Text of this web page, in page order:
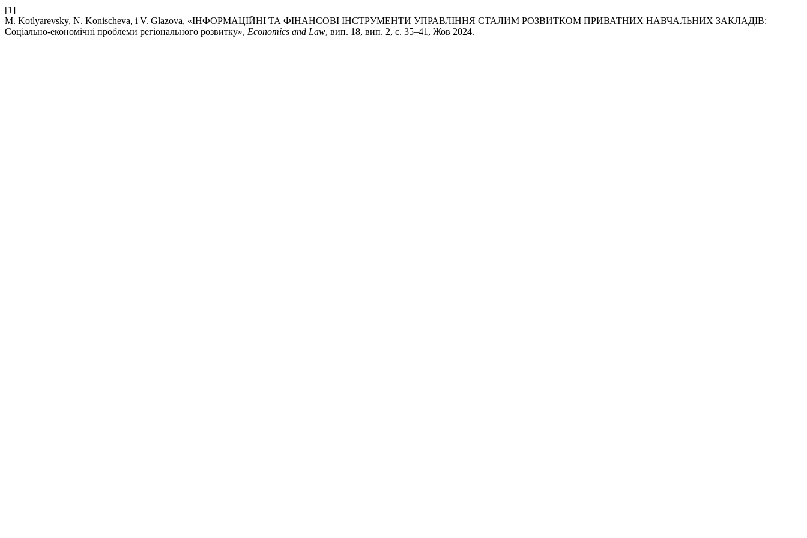
[1]
M. Kotlyarevsky, N. Konischeva, і V. Glazova, «ІНФОРМАЦІЙНІ ТА ФІНАНСОВІ ІНСТРУМЕНТИ УПРАВЛІННЯ СТАЛИМ РОЗВИТКОМ ПРИВАТНИХ НАВЧАЛЬНИХ ЗАКЛАДІВ:
Соціально-економічні проблеми регіонального розвитку», Economics and Law, вип. 18, вип. 2, с. 35–41, Жов 2024.